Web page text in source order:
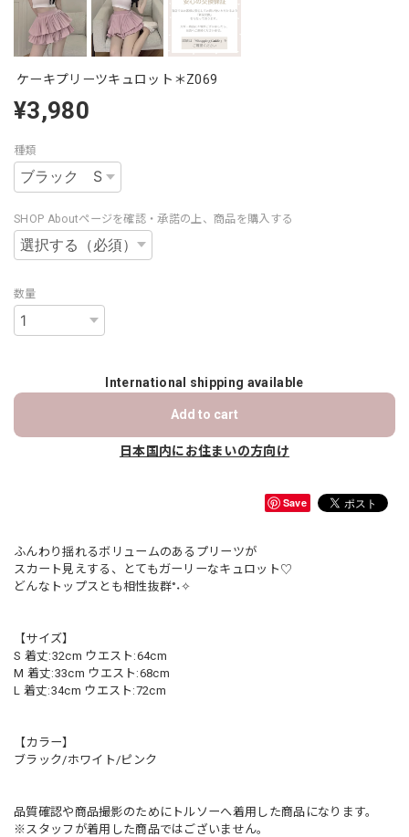
ケーキプリーツキュロット＊Z069
¥3,980
種類
SHOP Aboutページを確認・承諾の上、商品を購入する
数量
International shipping available
Add to cart
日本国内にお住まいの方向け
Save
ふんわり揺れるボリュームのあるプリーツが
スカート見えする、とてもガーリーなキュロット♡
どんなトップスとも相性抜群°˖✧
【サイズ】
S 着丈:32cm ウエスト:64cm
M 着丈:33cm ウエスト:68cm
L 着丈:34cm ウエスト:72cm
【カラー】
ブラック/ホワイト/ピンク
品質確認や商品撮影のためにトルソーへ着用した商品になります。
※スタッフが着用した商品ではございません。